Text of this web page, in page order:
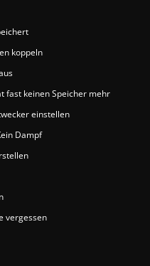
koppeln
fast keinen Speicher mehr
einstellen
Dampf
vergessen